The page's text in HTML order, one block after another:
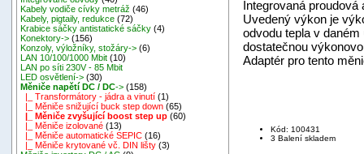
Kabely vodiče cívky metráž (46)
Kabely, pigtaily, redukce (72)
Krabice sáčky antistatické sáčky (4)
Konektory-> (156)
Konzoly, výložníky, stožáry-> (6)
LAN 10/100/1000 Mbit (10)
LAN po síti 230V - 85 Mbit
LED osvětlení-> (30)
Měniče napětí DC / DC-> (158)
|_ Transformátory - jádra a vinutí (1)
|_ Měniče snižující buck step down (65)
|_ Měniče zvyšující boost step up (60)
|_ Měniče izolované (13)
|_ Měniče automatické SEPIC (16)
|_ Měniče krytované vč. DIN lišty (3)
Integrovaná
Uvedený výkon je
odvodu tepla v
dostatečnou
Adaptér pro tento
Kód: 100431
3 Balení skladem